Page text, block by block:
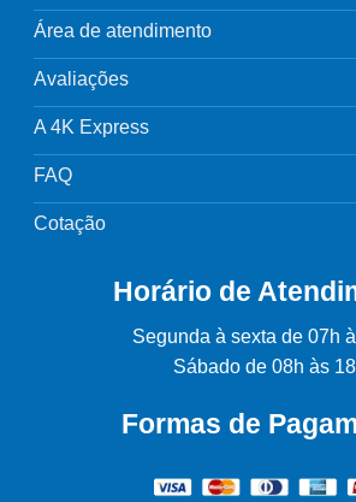
Área de atendimento
Avaliações
A 4K Express
FAQ
Cotação
Horário de
Segunda à sexta de 07h
Sábado de 08h às
Formas de